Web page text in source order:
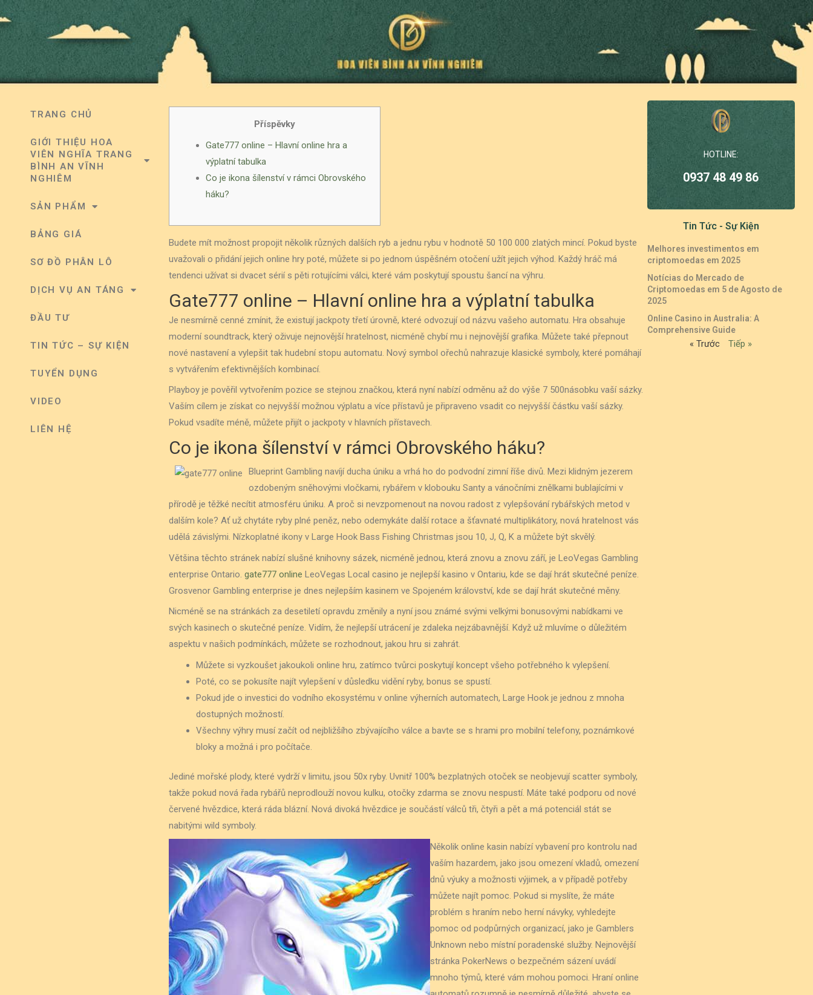
TRANG CHỦ
GIỚI THIỆU HOA
VIÊN NGHĨA TRANG
BÌNH AN VĨNH
NGHIÊM
SẢN PHẨM
BẢNG GIÁ
SƠ ĐỒ PHÂN LÔ
DỊCH VỤ AN TÁNG
ĐẦU TƯ
TIN TỨC – SỰ KIỆN
TUYỂN DỤNG
VIDEO
LIÊN HỆ
Příspěvky
Gate777 online – Hlavní online hra a
výplatní tabulka
Co je ikona šílenství v rámci Obrovského
háku?
Budete mít možnost propojit několik různých dalších ryb a jednu rybu v hodnotě 50 100 000 zlatých mincí. Pokud byste
uvažovali o přidání jejich online hry poté, můžete si po jednom úspěšném otočení užít jejich výhod. Každý hráč má
tendenci užívat si dvacet sérií s pěti rotujícími válci, které vám poskytují spoustu šancí na výhru.
Gate777 online – Hlavní online hra a výplatní tabulka
Je nesmírně cenné zmínit, že existují jackpoty třetí úrovně, které odvozují od názvu vašeho automatu. Hra obsahuje
moderní soundtrack, který oživuje nejnovější hratelnost, nicméně chybí mu i nejnovější grafika. Můžete také přepnout
nové nastavení a vylepšit tak hudební stopu automatu. Nový symbol ořechů nahrazuje klasické symboly, které pomáhají
s vytvářením efektivnějších kombinací.
Playboy je pověřil vytvořením pozice se stejnou značkou, která nyní nabízí odměnu až do výše 7 500násobku vaší sázky.
Vaším cílem je získat co nejvyšší možnou výplatu a více přístavů je připraveno vsadit co nejvyšší částku vaší sázky.
Pokud vsadíte méně, můžete přijít o jackpoty v hlavních přístavech.
Co je ikona šílenství v rámci Obrovského háku?
Blueprint Gambling navíjí ducha úniku a vrhá ho do podvodní zimní říše divů. Mezi klidným jezerem
ozdobeným sněhovými vločkami, rybářem v klobouku Santy a vánočními znělkami bublajícími v
přírodě je těžké necítit atmosféru úniku. A proč si nevzpomenout na novou radost z vylepšování rybářských metod v
dalším kole? Ať už chytáte ryby plné peněz, nebo odemykáte další rotace a šťavnaté multiplikátory, nová hratelnost vás
udělá závislými. Nízkoplatné ikony v Large Hook Bass Fishing Christmas jsou 10, J, Q, K a můžete být skvělý.
Většina těchto stránek nabízí slušné knihovny sázek, nicméně jednou, která znovu a znovu září, je LeoVegas Gambling
enterprise Ontario. gate777 online LeoVegas Local casino je nejlepší kasino v Ontariu, kde se dají hrát skutečné peníze.
Grosvenor Gambling enterprise je dnes nejlepším kasinem ve Spojeném království, kde se dají hrát skutečné měny.
Nicméně se na stránkách za desetiletí opravdu změnily a nyní jsou známé svými velkými bonusovými nabídkami ve
svých kasinech o skutečné peníze. Vidím, že nejlepší utrácení je zdaleka nejzábavnější. Když už mluvíme o důležitém
aspektu v našich podmínkách, můžete se rozhodnout, jakou hru si zahrát.
Můžete si vyzkoušet jakoukoli online hru, zatímco tvůrci poskytují koncept všeho potřebného k vylepšení.
Poté, co se pokusíte najít vylepšení v důsledku vidění ryby, bonus se spustí.
Pokud jde o investici do vodního ekosystému v online výherních automatech, Large Hook je jednou z mnoha
dostupných možností.
Všechny výhry musí začít od nejbližšího zbývajícího válce a bavte se s hrami pro mobilní telefony, poznámkové
bloky a možná i pro počítače.
Jediné mořské plody, které vydrží v limitu, jsou 50x ryby. Uvnitř 100% bezplatných otoček se neobjevují scatter symboly,
takže pokud nová řada rybářů neprodlouží novou kulku, otočky zdarma se znovu nespustí. Máte také podporu od nové
červené hvězdice, která ráda blázní. Nová divoká hvězdice je součástí válců tři, čtyři a pět a má potenciál stát se
nabitými wild symboly.
Několik online kasin nabízí vybavení pro kontrolu nad
vaším hazardem, jako jsou omezení vkladů, omezení
dnů výuky a možnosti výjimek, a v případě potřeby
můžete najít pomoc. Pokud si myslíte, že máte
problém s hraním nebo herní návyky, vyhledejte
pomoc od podpůrných organizací, jako je Gamblers
Unknown nebo místní poradenské služby. Nejnovější
stránka PokerNews o bezpečném sázení uvádí
mnoho týmů, které vám mohou pomoci. Hraní online
HOTLINE:
0937 48 49 86
Tin Tức - Sự Kiện
Melhores investimentos em
criptomoedas em 2025
Notícias do Mercado de
Criptomoedas em 5 de Agosto de
2025
Online Casino in Australia: A
Comprehensive Guide
« Trước Tiếp »